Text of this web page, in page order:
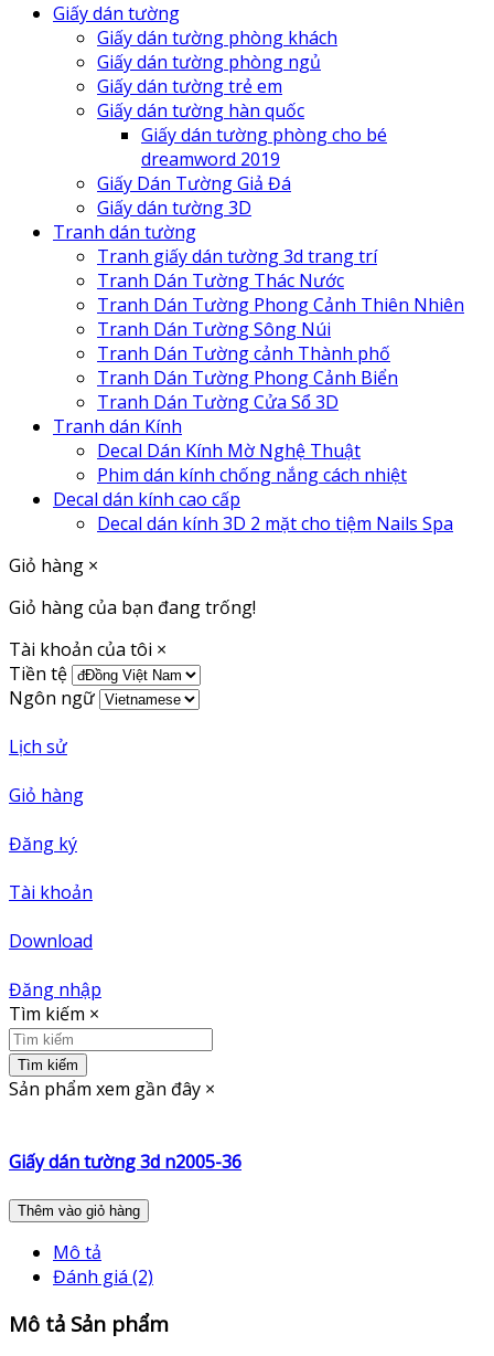
Giấy dán tường
Giấy dán tường phòng khách
Giấy dán tường phòng ngủ
Giấy dán tường trẻ em
Giấy dán tường hàn quốc
Giấy dán tường phòng cho bé
dreamword 2019
Giấy Dán Tường Giả Đá
Giấy dán tường 3D
Tranh dán tường
Tranh giấy dán tường 3d trang trí
Tranh Dán Tường Thác Nước
Tranh Dán Tường Phong Cảnh Thiên Nhiên
Tranh Dán Tường Sông Núi
Tranh Dán Tường cảnh Thành phố
Tranh Dán Tường Phong Cảnh Biển
Tranh Dán Tường Cửa Sổ 3D
Tranh dán Kính
Decal Dán Kính Mờ Nghệ Thuật
Phim dán kính chống nắng cách nhiệt
Decal dán kính cao cấp
Decal dán kính 3D 2 mặt cho tiệm Nails Spa
Giỏ hàng ×
Giỏ hàng của bạn đang trống!
Tài khoản của tôi ×
Tiền tệ
Ngôn ngữ
Lịch sử
Giỏ hàng
Đăng ký
Tài khoản
Download
Đăng nhập
Tìm kiếm ×
Tìm kiếm
Sản phẩm xem gần đây ×
Giấy dán tường 3d n2005-36
Thêm vào giỏ hàng
Mô tả
Đánh giá (2)
Mô tả Sản phẩm